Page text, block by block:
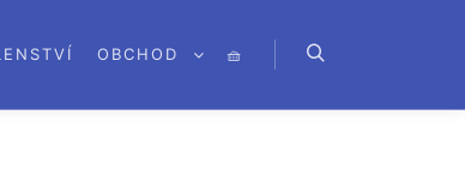
OBCHOD 🧺